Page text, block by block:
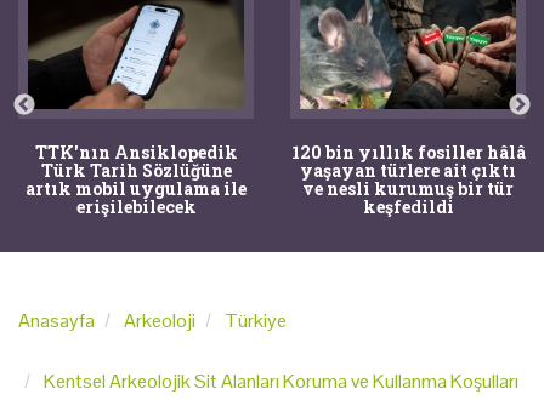
TTK'nın Ansiklopedik
Türk Tarih Sözlüğüne
artık mobil uygulama ile
erişilebilecek
120 bin yıllık fosiller hâlâ
yaşayan türlere ait çıktı
ve nesli kurumuş bir tür
keşfedildi
Anasayfa Arkeoloji Türkiye
Kentsel Arkeolojik Sit Alanları Koruma ve Kullanma Koşulları